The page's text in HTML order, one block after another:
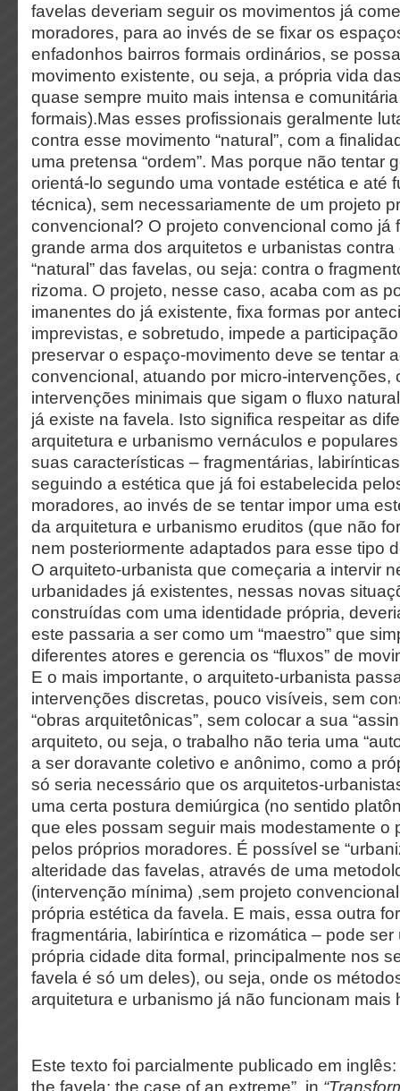
favelas deveriam seguir os movimentos já
moradores, para ao invés de se fixar os
enfadonhos bairros formais ordinários, se
movimento existente, ou seja, a própria vida
quase sempre muito mais intensa e
formais).Mas esses profissionais geralmente
contra esse movimento “natural”, com a
uma pretensa “ordem”. Mas porque não tentar
orientá-lo segundo uma vontade estética e até
técnica), sem necessariamente de um projeto
convencional? O projeto convencional como já
grande arma dos arquitetos e urbanistas contra
“natural” das favelas, ou seja: contra o
rizoma. O projeto, nesse caso, acaba com as
imanentes do já existente, fixa formas por
imprevistas, e sobretudo, impede a
preservar o espaço-movimento deve se tentar
convencional, atuando por micro-intervenções,
intervenções minimais que sigam o fluxo
já existe na favela. Isto significa respeitar as
arquitetura e urbanismo vernáculos e
suas características – fragmentárias,
seguindo a estética que já foi estabelecida
moradores, ao invés de se tentar impor uma
da arquitetura e urbanismo eruditos (que não
nem posteriormente adaptados para esse tipo
O arquiteto-urbanista que começaria a intervir
urbanidades já existentes, nessas novas
construídas com uma identidade própria,
este passaria a ser como um “maestro” que
diferentes atores e gerencia os “fluxos” de
E o mais importante, o arquiteto-urbanista
intervenções discretas, pouco visíveis, sem
“obras arquitetônicas”, sem colocar a sua
arquiteto, ou seja, o trabalho não teria uma
a ser doravante coletivo e anônimo, como a
só seria necessário que os arquitetos-
uma certa postura demiúrgica (no sentido
que eles possam seguir mais modestamente o
pelos próprios moradores. É possível se
alteridade das favelas, através de uma
(intervenção mínima) ,sem projeto
própria estética da favela. E mais, essa outra
fragmentária, labiríntica e rizomática – pode
própria cidade dita formal, principalmente nos
favela é só um deles), ou seja, onde os
arquitetura e urbanismo já não funcionam mais
Este texto foi parcialmente publicado em inglês:
the favela: the case of an extreme”, in